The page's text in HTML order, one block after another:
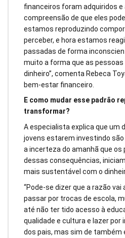
financeiros foram adquiridos e
compreensão de que eles
estamos reproduzindo
perceber, e hora estamos
passadas de forma
muito a forma que as
dinheiro”, comenta Rebeca
bem-estar financeiro.
E como mudar esse padrão
transformar?
A especialista explica que um
jovens estarem investindo
a incerteza do amanhã que os
dessas consequências,
mais sustentável com o
“Pode-se dizer que a razão
passar por trocas de escola,
até não ter tido acesso à
qualidade e cultura e lazer por
dos pais, mas sim de também